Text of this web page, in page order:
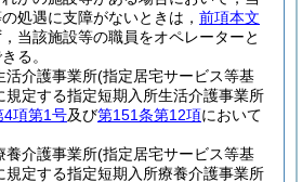
処遇に支障がないときは， 前項本文
当該施設等の職員をオペレーターと
る。
活介護事業所(指定居宅サービス等基
規定する指定短期入所生活介護事業所
4項第1号及び第151条第12項において
養介護事業所(指定居宅サービス等基
規定する指定短期入所療養介護事業所